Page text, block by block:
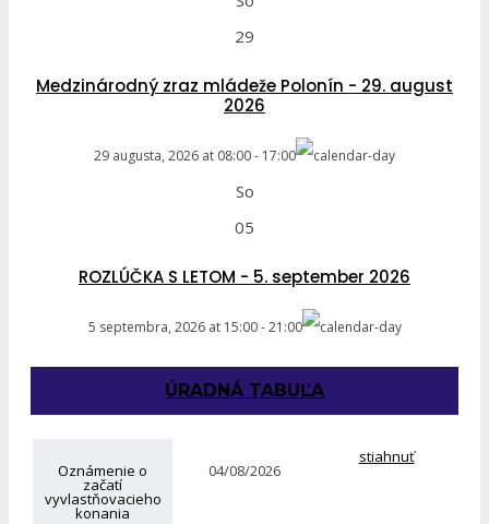
29
Medzinárodný zraz mládeže Polonín - 29. august
2026
29 augusta, 2026 at 08:00- 17:00
So
05
ROZLÚČKA S LETOM - 5. september 2026
5 septembra, 2026 at 15:00-21:00
ÚRADNÁ TABUĽA
Oznámenie o
začatí
vyvlastňovacieho
konania
04/08/2026
stiahnuť